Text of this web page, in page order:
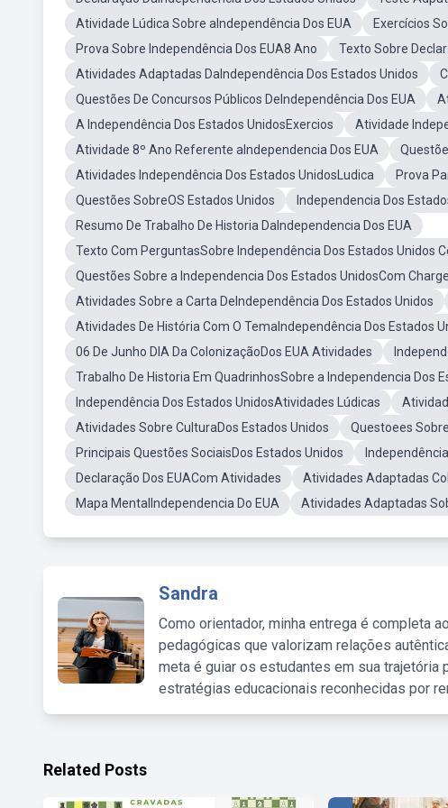
Atividade Lúdica Sobre aIndependência Dos EUA
Exercícios
Prova Sobre Independência Dos EUA8 Ano
Texto Sobre
Atividades Adaptadas DaIndependência Dos Estados Unidos
Questões De Concursos Públicos DeIndependência Dos EUA
A Independência Dos Estados UnidosExercios
Atividade
Atividade 8º Ano Referente aIndependencia Dos EUA
Atividades Independência Dos Estados UnidosLudica
Prova
Questões SobreOS Estados Unidos
Independencia Dos
Resumo De Trabalho De Historia DaIndependencia Dos EUA
Texto Com PerguntasSobre Independência Dos Estados Unidos
Questões Sobre a Independencia Dos Estados UnidosCom
Atividades Sobre a Carta DeIndependência Dos Estados Unidos
Atividades De História Com O TemaIndependência Dos Estados
06 De Junho DIA Da ColonizaçãoDos EUA Atividades
Trabalho De Historia Em QuadrinhosSobre a Independencia Dos
Independência Dos Estados UnidosAtividades Lúdicas
Atividades Sobre CulturaDos Estados Unidos
Questoees
Principais Questões SociaisDos Estados Unidos
Declaração Dos EUACom Atividades
Atividades Adaptadas
Mapa MentalIndependencia Do EUA
Atividades Adaptadas
Sandra
Como orientador, minha entrega é completa
pedagógicas que valorizam relações
meta é guiar os estudantes em sua trajetória
estratégias educacionais reconhecidas por
Related Posts